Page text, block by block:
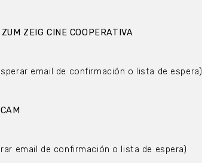
ZUM ZEIG CINE COOPERATIVA
email de confirmación o lista de espera)
email de confirmación o lista de espera)